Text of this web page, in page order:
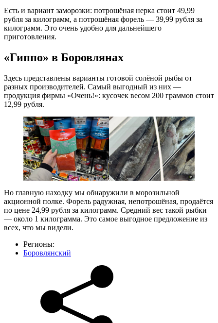
Есть и вариант заморозки: потрошёная нерка стоит 49,99
рубля за килограмм, а потрошёная форель — 39,99 рубля за
килограмм. Это очень удобно для дальнейшего
приготовления.
«Гиппо» в Боровлянах
Здесь представлены варианты готовой солёной рыбы от
разных производителей. Самый выгодный из них —
продукция фирмы «Очень!»: кусочек весом 200 граммов стоит
12,99 рубля.
Но главную находку мы обнаружили в морозильной
акционной полке. Форель радужная, непотрошёная, продаётся
по цене 24,99 рубля за килограмм. Средний вес такой рыбки
— около 1 килограмма. Это самое выгодное предложение из
всех, что мы видели.
Регионы:
Боровлянский